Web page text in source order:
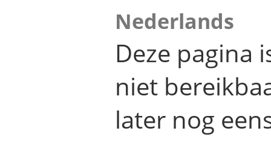
Nederlands
Deze pagina
niet
later nog